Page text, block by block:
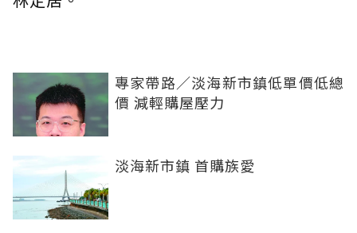
專家帶路／淡海新市鎮低單價低總
價 減輕購屋壓力
淡海新市鎮 首購族愛